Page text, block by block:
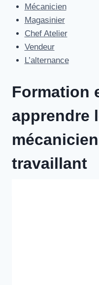
Aller
contenu
Mécanicien
Magasinier
Chef Atelier
Vendeur
L’alternance
Formation
apprendre
travaillant